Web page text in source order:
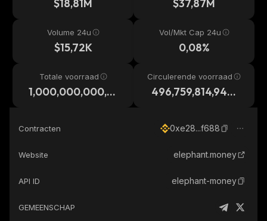
$18,81M $37,87M
Volume 24u
$15,72K
Vol/Mkt Cap 24u
0,08%
Totale voorraad
1,000,000,000,0
Circulerende voorraad
496,759,814,941,9
Contracten 0xe28...f688
Website elephant.money
API ID elephant-money
GEMEENSCHAP